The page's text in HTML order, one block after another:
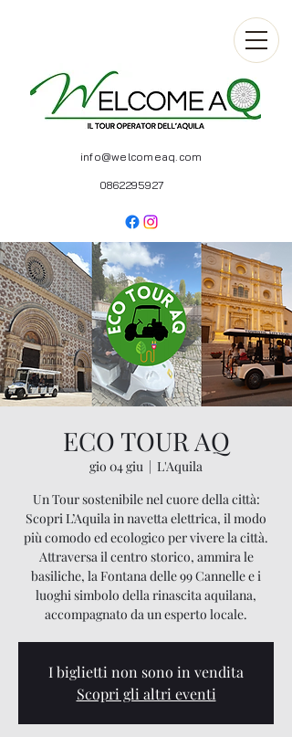
info@welcomeaq.com
0862295927
ECO TOUR AQ
gio 04 giu
  |
L'Aquila
Un Tour sostenibile nel cuore della città:
Scopri L’Aquila in navetta elettrica, il modo
più comodo ed ecologico per vivere la città.
Attraversa il centro storico, ammira le
basiliche, la Fontana delle 99 Cannelle e i
luoghi simbolo della rinascita aquilana,
accompagnato da un esperto locale.
I biglietti non sono in vendita
Scopri gli altri eventi